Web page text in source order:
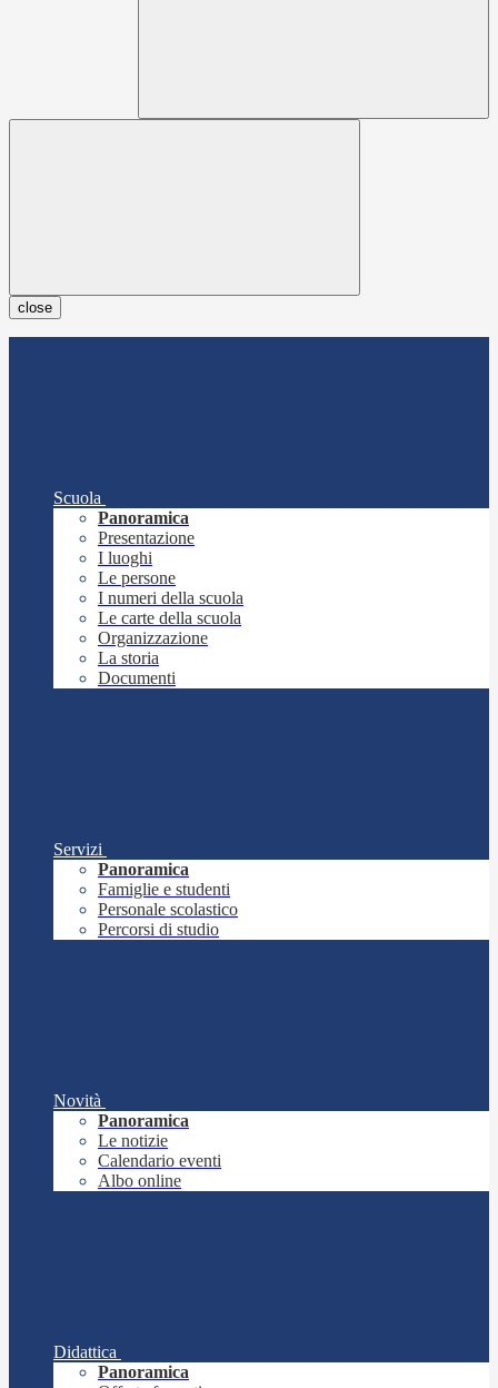
close
Scuola
Panoramica
Presentazione
I luoghi
Le persone
I numeri della scuola
Le carte della scuola
Organizzazione
La storia
Documenti
Servizi
Panoramica
Famiglie e studenti
Personale scolastico
Percorsi di studio
Novità
Panoramica
Le notizie
Calendario eventi
Albo online
Didattica
Panoramica